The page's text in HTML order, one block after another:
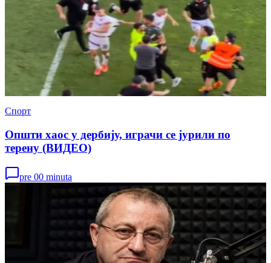
Спорт
Општи хаос у дербију, играчи се јурили по
терену (ВИДЕО)
pre 00 minuta